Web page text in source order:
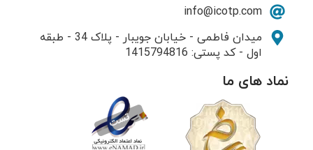
info@icotp.com
میدان فاطمی - خیابان جویبار - پلاک 34 - طبقه
اول - کد پستی: 1415794816
نماد های ما